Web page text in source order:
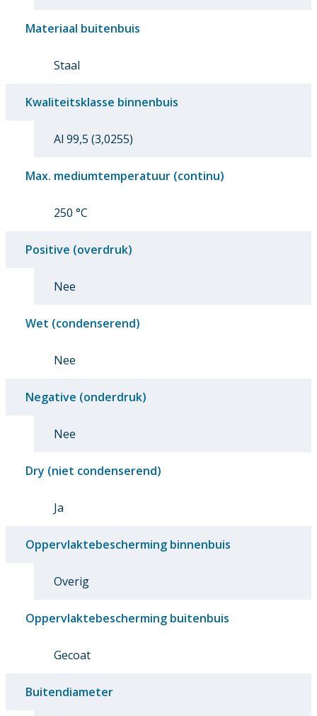
Materiaal buitenbuis
Staal
Kwaliteitsklasse binnenbuis
Al 99,5 (3,0255)
Max. mediumtemperatuur (continu)
250 °C
Positive (overdruk)
Nee
Wet (condenserend)
Nee
Negative (onderdruk)
Nee
Dry (niet condenserend)
Ja
Oppervlaktebescherming binnenbuis
Overig
Oppervlaktebescherming buitenbuis
Gecoat
Buitendiameter